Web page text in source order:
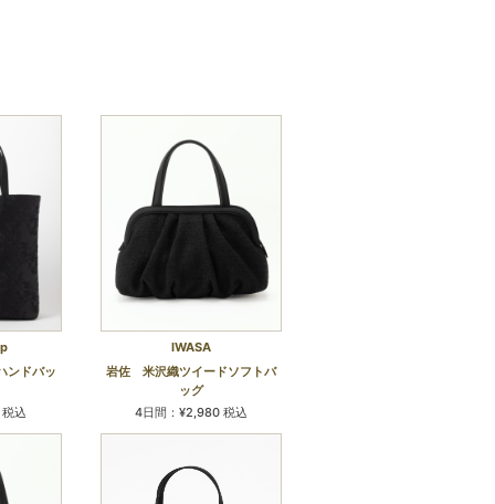
ンドバッ
込
IWASA
岩佐 米沢織ツイードソフトバ
ッグ
4日間：¥2,980 税込